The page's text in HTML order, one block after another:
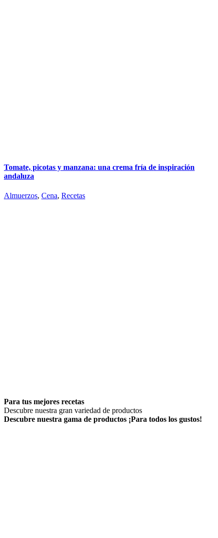
Tomate, picotas y manzana: una crema fría de inspiración
andaluza
Almuerzos, Cena, Recetas
Para tus mejores recetas
Descubre nuestra gran variedad de productos
Descubre nuestra gama de productos ¡Para todos los gustos!